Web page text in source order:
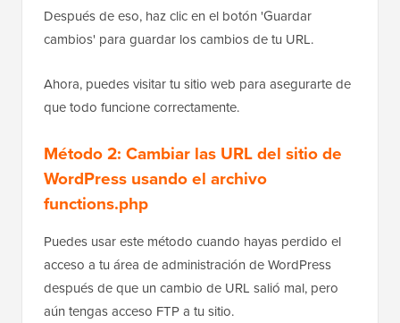
Después de eso, haz clic en el botón 'Guardar
cambios' para guardar los cambios de tu URL.
Ahora, puedes visitar tu sitio web para asegurarte de
que todo funcione correctamente.
Método 2: Cambiar las URL del sitio de
WordPress usando el archivo
functions.php
Puedes usar este método cuando hayas perdido el
acceso a tu área de administración de WordPress
después de que un cambio de URL salió mal, pero
aún tengas acceso FTP a tu sitio.